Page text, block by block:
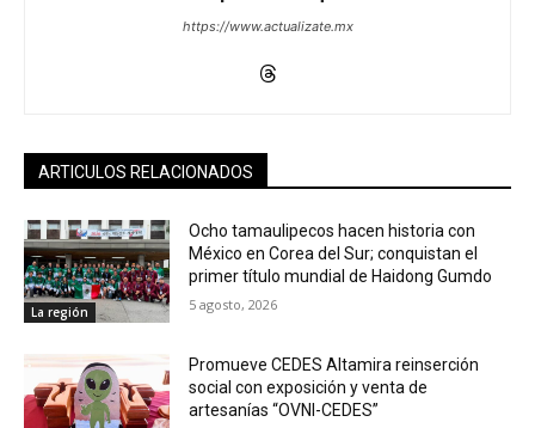
https://www.actualizate.mx
ARTICULOS RELACIONADOS
La región
Ocho tamaulipecos hacen historia con
México en Corea del Sur; conquistan el
primer título mundial de Haidong Gumdo
5 agosto, 2026
Promueve CEDES Altamira reinserción
social con exposición y venta de
artesanías “OVNI-CEDES”